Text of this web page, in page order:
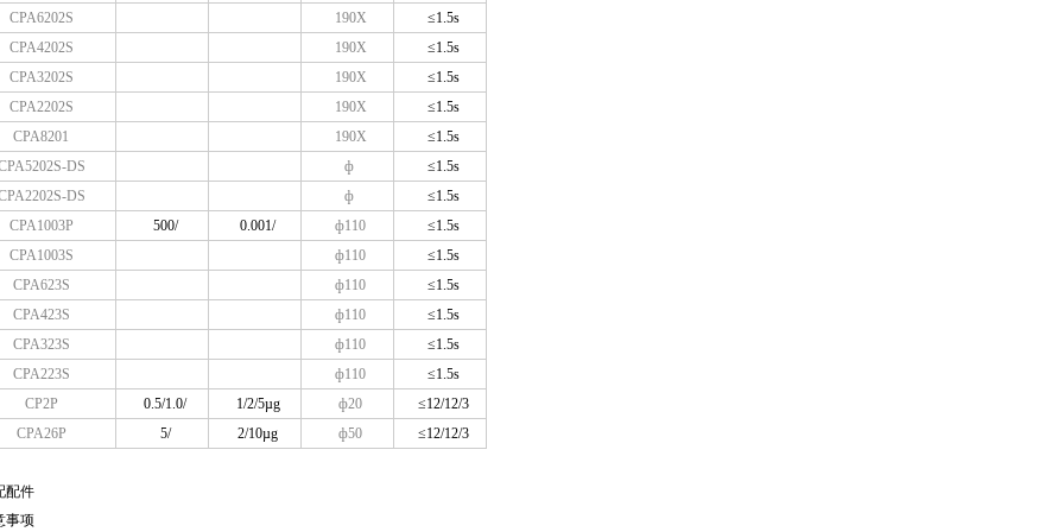
CPA6202S
190X
≤1.5s
CPA4202S
190X
≤1.5s
CPA3202S
190X
≤1.5s
CPA2202S
190X
≤1.5s
CPA8201
190X
≤1.5s
DS
ф
≤1.5s
DS
ф
≤1.5s
CPA1003P
500/ 0.001/ ф110
≤1.5s
CPA1003S
ф110
≤1.5s
CPA623S
ф110
≤1.5s
CPA423S
ф110
≤1.5s
CPA323S
ф110
≤1.5s
CPA223S
ф110
≤1.5s
CP2P
0.5/1.0/ 1/2/5µg ф20
≤12/12/3
CPA26P
5/ 2/10µg ф50 ≤12/12/3
配件
事项